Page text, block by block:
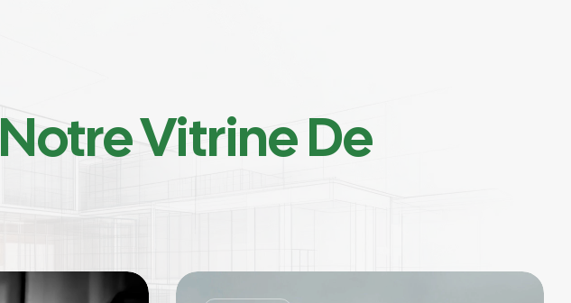
Notre Vitrine De